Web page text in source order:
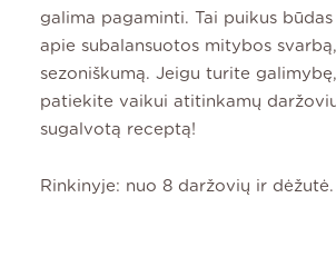
galima pagaminti. Tai puikus
apie subalansuotos mitybos
sezoniškumą. Jeigu turite
patiekite vaikui atitinkamų
sugalvotą receptą!
Rinkinyje: nuo 8 daržovių ir dėžutė.